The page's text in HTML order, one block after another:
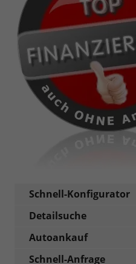
Schnell-Konfigurator
Detailsuche
Autoankauf
Schnell-Anfrage